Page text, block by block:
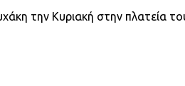
την Κυριακή στην πλατεία